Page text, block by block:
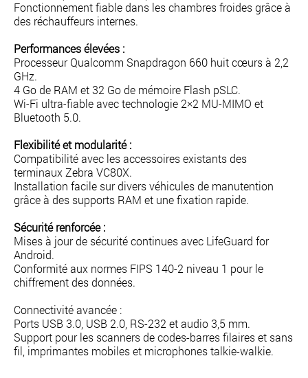
Fonctionnement fiable dans les chambres froides grâce à
des réchauffeurs internes.
Performances élevées :
Processeur Qualcomm Snapdragon 660 huit cœurs à 2,2
GHz.
4 Go de RAM et 32 Go de mémoire Flash pSLC.
Wi-Fi ultra-fiable avec technologie 2×2 MU-MIMO et
Bluetooth 5.0.
Flexibilité et modularité :
Compatibilité avec les accessoires existants des
terminaux Zebra VC80X.
Installation facile sur divers véhicules de manutention
grâce à des supports RAM et une fixation rapide.
Sécurité renforcée :
Mises à jour de sécurité continues avec LifeGuard for
Android.
Conformité aux normes FIPS 140-2 niveau 1 pour le
chiffrement des données.
Connectivité avancée :
Ports USB 3.0, USB 2.0, RS-232 et audio 3,5 mm.
Support pour les scanners de codes-barres filaires et sans
fil, imprimantes mobiles et microphones talkie-walkie.